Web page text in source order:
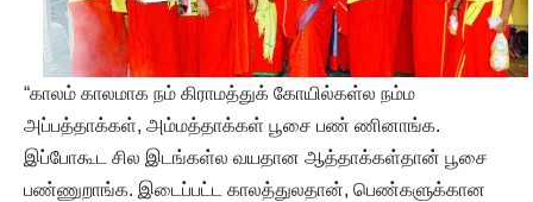
“காலம் காலமாக நம் கிராமத்துக் கோயில்கள்ல நம்ம
அப்பத்தாக்கள், அம்மத்தாக்கள் பூசை பண் ணினாங்க.
இப்போகூட சில இடங்கள்ல வயதான ஆத்தாக்கள்தான் பூசை
பண்ணுறாங்க. இடைப்பட்ட காலத்துலதான், பெண்களுக்கான